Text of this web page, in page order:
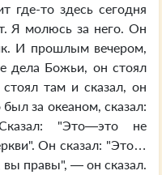
где-то здесь сегодня
Я молюсь за него. Он
И прошлым вечером,
дела Божьи, он стоял
там и сказал, он
за океаном, сказал:
"Это—это не
Он сказал: "Это…
правы", — он сказал.